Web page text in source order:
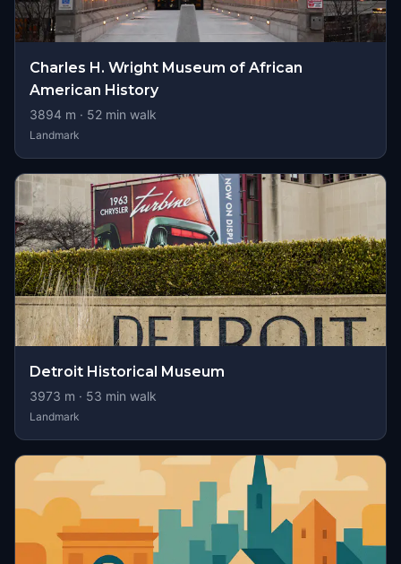
Charles H. Wright Museum of African
American History
3894 m · 52 min walk
Landmark
Detroit Historical Museum
3973 m · 53 min walk
Landmark